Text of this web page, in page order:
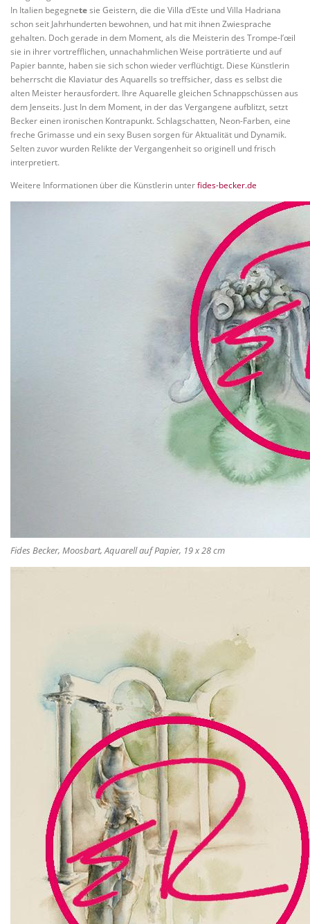
In Italien begegnetesie Geistern, die die Villa d‘Este und Villa Hadriana
schon seit Jahrhunderten bewohnen, und hat mit ihnen Zwiesprache
gehalten. Doch gerade in dem Moment, als die Meisterin des Trompe-l’œil
sie in ihrer vortrefflichen, unnachahmlichen Weise porträtierte und auf
Papier bannte, haben sie sich schon wieder verflüchtigt. Diese Künstlerin
beherrscht die Klaviatur des Aquarells so treffsicher, dass es selbst die
alten Meister herausfordert. Ihre Aquarelle gleichen Schnappschüssen aus
dem Jenseits. Just In dem Moment, in der das Vergangene aufblitzt, setzt
Becker einen ironischen Kontrapunkt. Schlagschatten, Neon-Farben, eine
freche Grimasse und ein sexy Busen sorgen für Aktualität und Dynamik.
Selten zuvor wurden Relikte der Vergangenheit so originell und frisch
interpretiert.
Weitere Informationen über die Künstlerin unterfides-becker.de
Fides Becker, Moosbart, Aquarell auf Papier, 19 x 28 cm